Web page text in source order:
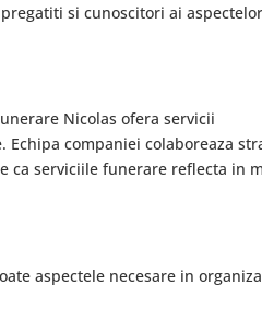
si cunoscitori ai aspectelor
Nicolas ofera servicii
companiei colaboreaza
ca serviciile funerare reflecta in
aspectele necesare in